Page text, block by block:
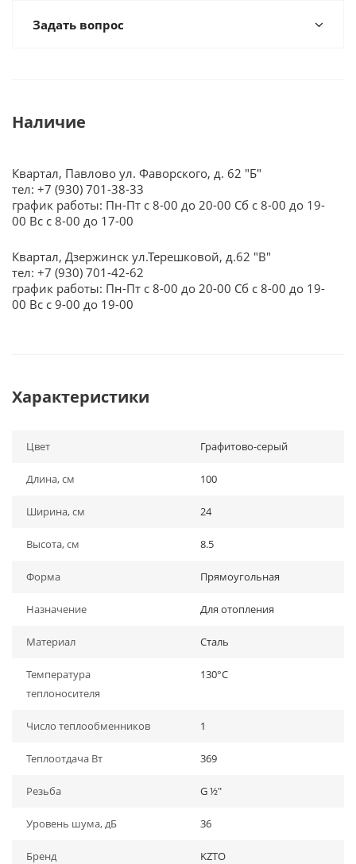
Задать вопрос
Наличие
Квартал, Павлово ул. Фаворского, д. 62 "Б"
тел: +7 (930) 701-38-33
график работы: Пн-Пт с 8-00 до 20-00 Сб с 8-00 до 19-
00 Вс с 8-00 до 17-00
Квартал, Дзержинск ул.Терешковой, д.62 "В"
тел: +7 (930) 701-42-62
график работы: Пн-Пт с 8-00 до 20-00 Сб с 8-00 до 19-
00 Вс с 9-00 до 19-00
Характеристики
Цвет Графитово-серый
Длина, см 100
Ширина, см 24
Высота, см 8.5
Форма Прямоугольная
Назначение Для отопления
Материал Сталь
Температура
теплоносителя
130°С
Число теплообменников 1
Теплоотдача Вт 369
Резьба G ½"
Уровень шума, дБ 36
Бренд KZTO